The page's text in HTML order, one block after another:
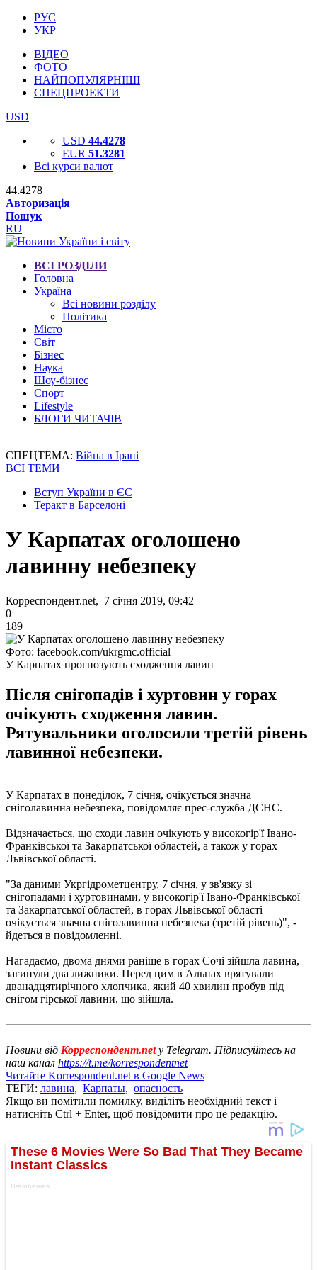
РУС
УКР
ВІДЕО
ФОТО
НАЙПОПУЛЯРНІШІ
СПЕЦПРОЕКТИ
USD
USD 44.4278
EUR 51.3281
Всі курси валют
44.4278
Авторизація
Пошук
RU
ВСІ РОЗДІЛИ
Головна
Україна
Всі новини розділу
Політика
Місто
Світ
Бізнес
Наука
Шоу-бізнес
Спорт
Lifestyle
БЛОГИ ЧИТАЧІВ
СПЕЦТЕМА: Війна в Ірані
ВСІ ТЕМИ
Вступ України в ЄС
Теракт в Барселоні
У Карпатах оголошено
лавинну небезпеку
Корреспондент.net, 7 січня 2019, 09:42
0
189
Фото: facebook.com/ukrgmc.official
У Карпатах прогнозують сходження лавин
Після снігопадів і хуртовин у горах
очікують сходження лавин.
Рятувальники оголосили третій рівень
лавинної небезпеки.
У Карпатах в понеділок, 7 січня, очікується значна
сніголавинна небезпека, повідомляє прес-служба ДСНС.
Відзначається, що сходи лавин очікують у високогір'ї Івано-
Франківської та Закарпатської областей, а також у горах
Львівської області.
"За даними Укргідрометцентру, 7 січня, у зв'язку зі
снігопадами і хуртовинами, у високогір'ї Івано-Франківської
та Закарпатської областей, в горах Львівської області
очікується значна сніголавинна небезпека (третій рівень)", -
йдеться в повідомленні.
Нагадаємо, двома днями раніше в горах Сочі зійшла лавина,
загинули два лижники. Перед цим в Альпах врятували
дванадцятирічного хлопчика, який 40 хвилин пробув під
снігом гірської лавини, що зійшла.
Новини від Корреспондент.netу Telegram. Підписуйтесь на
наш канал https://t.me/korrespondentnet
Читайте Korrespondent.net в Google News
ТЕГИ: лавина, Карпаты, опасность
Якщо ви помітили помилку, виділіть необхідний текст і
натисніть Ctrl + Enter, щоб повідомити про це редакцію.